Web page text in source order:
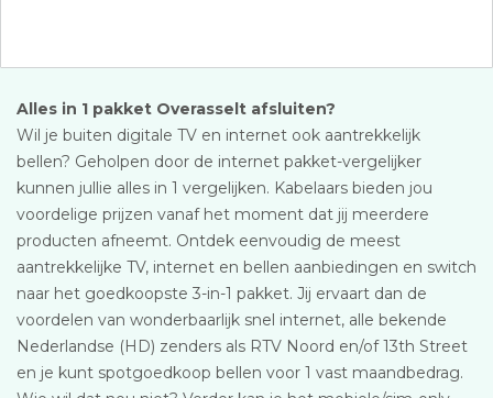
Alles in 1 pakket Overasselt afsluiten?
Wil je buiten digitale TV en internet ook aantrekkelijk
bellen? Geholpen door de internet pakket-vergelijker
kunnen jullie alles in 1 vergelijken. Kabelaars bieden jou
voordelige prijzen vanaf het moment dat jij meerdere
producten afneemt. Ontdek eenvoudig de meest
aantrekkelijke TV, internet en bellen aanbiedingen en switch
naar het goedkoopste 3-in-1 pakket. Jij ervaart dan de
voordelen van wonderbaarlijk snel internet, alle bekende
Nederlandse (HD) zenders als RTV Noord en/of 13th Street
en je kunt spotgoedkoop bellen voor 1 vast maandbedrag.